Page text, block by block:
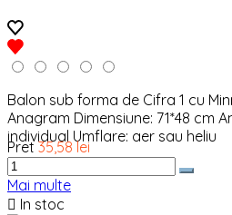
Balon sub forma de Cifra 1 cu
Anagram Dimensiune: 71*48 cm
individual Umflare: aer sau heliu
Pret 35,58 lei
Mai multe
 In stoc